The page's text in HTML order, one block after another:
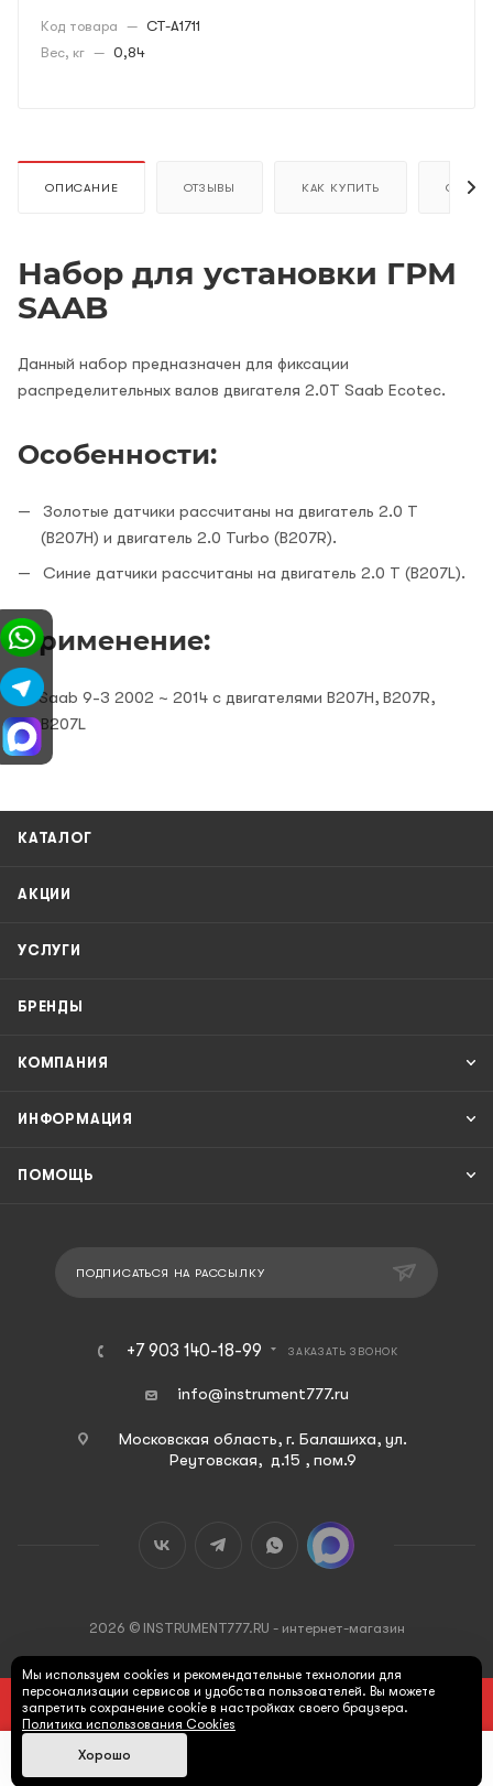
ПОД ЗАКАЗ
Код товара — CT-A1711
Вес, кг — 0,84
ОПИСАНИЕ ОТЗЫВЫ КАК КУПИТЬ ОПЛАТА
Набор для установки ГРМ
SAAB
Данный набор предназначен для фиксации
распределительных валов двигателя 2.0T Saab Ecotec.
Особенности:
Золотые датчики рассчитаны на двигатель 2.0 T
(B207H) и двигатель 2.0 Turbo (B207R).
Синие датчики рассчитаны на двигатель 2.0 T (B207L).
Применение:
Saab 9-3 2002 ~ 2014 с двигателями B207H, B207R,
B207L
КАТАЛОГ
АКЦИИ
УСЛУГИ
БРЕНДЫ
КОМПАНИЯ
ИНФОРМАЦИЯ
ПОМОЩЬ
ПОДПИСАТЬСЯ НА РАССЫЛКУ
+7 903 140-18-99 ЗАКАЗАТЬ ЗВОНОК
info@instrument777.ru
Московская область, г. Балашиха, ул.
Реутовская, д.15 , пом.9
2026 © INSTRUMENT777.RU - интернет-магазин
Мы используем cookies и рекомендательные технологии для
персонализации сервисов и удобства пользователей. Вы можете
запретить сохранение cookie в настройках своего браузера.
Политика использования Cookies
Хорошо
Главная Каталог Корзина